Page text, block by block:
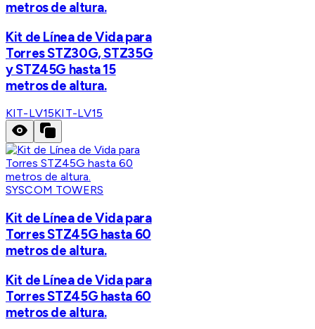
metros de altura.
Kit de Línea de Vida para
Torres STZ30G, STZ35G
y STZ45G hasta 15
metros de altura.
KIT-LV15KIT-LV15
SYSCOM TOWERS
Kit de Línea de Vida para
Torres STZ45G hasta 60
metros de altura.
Kit de Línea de Vida para
Torres STZ45G hasta 60
metros de altura.